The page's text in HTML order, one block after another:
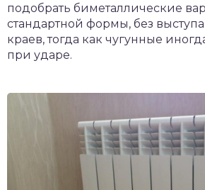
подобрать биметаллические
стандартной формы, без
краев, тогда как чугунные
при ударе.